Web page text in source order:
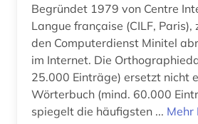
Begründet 1979 von Centre
Langue française (CILF, Paris),
den Computerdienst Minitel
im Internet. Die
25.000 Einträge) ersetzt nicht
Wörterbuch (mind. 60.000
spiegelt die häufigsten ... Mehr